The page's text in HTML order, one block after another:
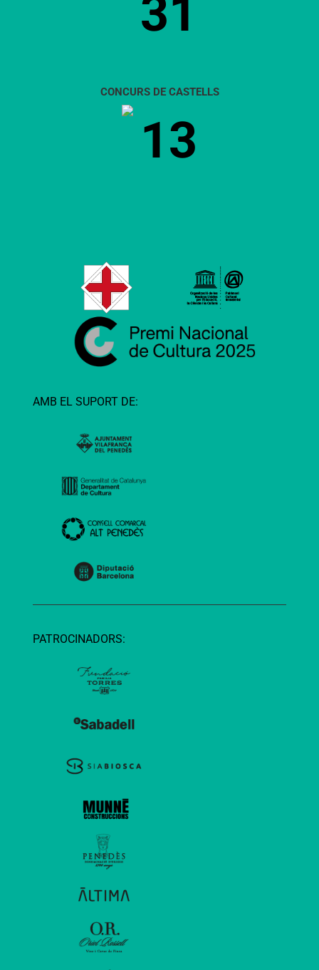
31
CONCURS DE CASTELLS
13
AMB EL SUPORT DE:
PATROCINADORS: